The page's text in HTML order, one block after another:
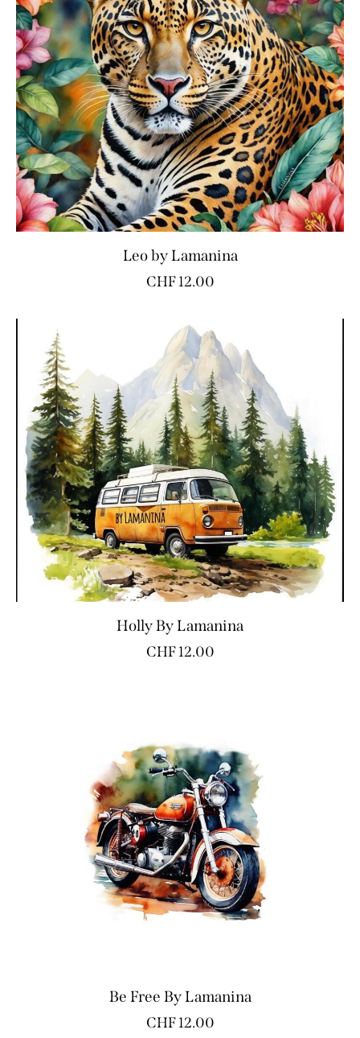
Leo by Lamanina
CHF12.00
Holly By Lamanina
CHF12.00
Be Free By Lamanina
CHF12.00